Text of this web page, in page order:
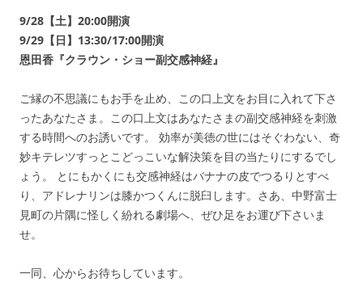
9/28【土】20:00開演
9/29【日】13:30/17:00開演
恩田香『クラウン・ショー副交感神経』
ご縁の不思議にもお手を止め、この口上文をお目に入れて下さ
ったあなたさま。この口上文はあなたさまの副交感神経を刺激
する時間へのお誘いです。 効率が美徳の世にはそぐわない、奇
妙キテレツすっとこどっこいな解決策を目の当たりにするでし
ょう。 とにもかくにも交感神経はバナナの皮でつるりとすべ
り、アドレナリンは膝かつくんに脱臼します。さあ、中野富士
見町の片隅に怪しく紛れる劇場へ、ぜひ足をお運び下さいま
せ。
一同、心からお待ちしています。